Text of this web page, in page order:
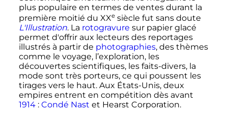
plus populaire en termes de ventes durant la
première moitié du XXe siècle fut sans doute
L'Illustration. La rotogravure sur papier glacé
permet d'offrir aux lecteurs des reportages
illustrés à partir de photographies, des thèmes
comme le voyage, l’exploration, les
découvertes scientifiques, les faits-divers, la
mode sont très porteurs, ce qui poussent les
tirages vers le haut. Aux États-Unis, deux
empires entrent en compétition dès avant
1914 : Condé Nast et Hearst Corporation.